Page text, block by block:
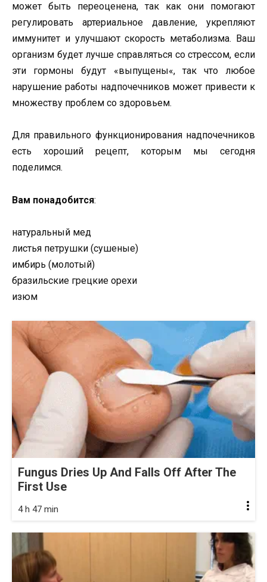
может быть переоценена, так как они помогают
регулировать артериальное давление, укрепляют
иммунитет и улучшают скорость метаболизма. Ваш
организм будет лучше справляться со стрессом, если
эти гормоны будут «выпущены«, так что любое
нарушение работы надпочечников может привести к
множеству проблем со здоровьем.
Для правильного функционирования надпочечников
есть хороший рецепт, которым мы сегодня
поделимся.
Вам понадобится:
натуральный мед
листья петрушки (сушеные)
имбирь (молотый)
бразильские грецкие орехи
изюм
Fungus Dries Up And Falls Off After The
First Use
4 h 47 min